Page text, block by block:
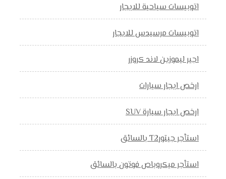
اتوبيسات سياحية للايجار
اتوبيسات مرسيدس للايجار
اجير ليموزين لاند كروزر
ارخص ايجار سيارات
ارخص ايجار سيارة SUV
استأجر جيتورT2 بالسائق
استأجر ميكروباص فوتون بالسائق